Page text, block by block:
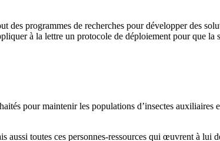
programmes de recherches pour développer des
à la lettre un protocole de déploiement pour que la
pour maintenir les populations d’insectes
aussi toutes ces personnes-ressources qui œuvrent à lui